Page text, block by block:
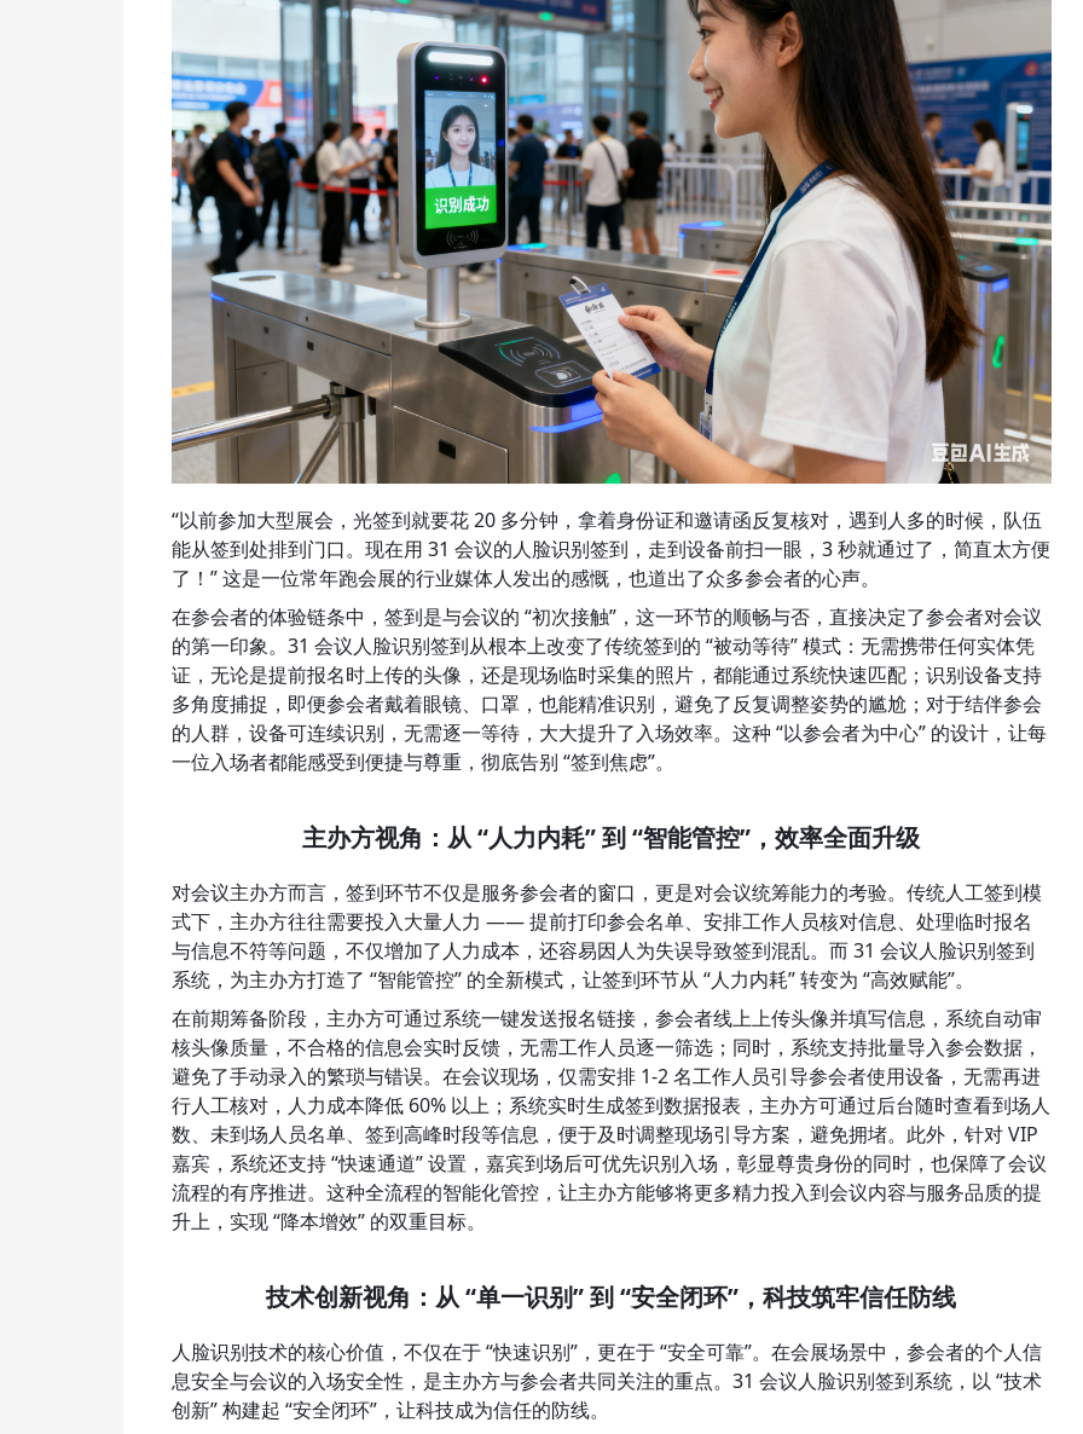
“以前参加大型展会，光签到就要花 20 多分钟，拿着身份证和邀请函反复核对，遇到人多的时候，队伍
能从签到处排到门口。现在用 31 会议的人脸识别签到，走到设备前扫一眼，3 秒就通过了，简直太方便
了！” 这是一位常年跑会展的行业媒体人发出的感慨，也道出了众多参会者的心声。
在参会者的体验链条中，签到是与会议的 “初次接触”，这一环节的顺畅与否，直接决定了参会者对会议
的第一印象。31 会议人脸识别签到从根本上改变了传统签到的 “被动等待” 模式：无需携带任何实体凭
证，无论是提前报名时上传的头像，还是现场临时采集的照片，都能通过系统快速匹配；识别设备支持
多角度捕捉，即便参会者戴着眼镜、口罩，也能精准识别，避免了反复调整姿势的尴尬；对于结伴参会
的人群，设备可连续识别，无需逐一等待，大大提升了入场效率。这种 “以参会者为中心” 的设计，让每
一位入场者都能感受到便捷与尊重，彻底告别 “签到焦虑”。
主办方视角：从 “人力内耗” 到 “智能管控”，效率全面升级
对会议主办方而言，签到环节不仅是服务参会者的窗口，更是对会议统筹能力的考验。传统人工签到模
式下，主办方往往需要投入大量人力 —— 提前打印参会名单、安排工作人员核对信息、处理临时报名
与信息不符等问题，不仅增加了人力成本，还容易因人为失误导致签到混乱。而 31 会议人脸识别签到
系统，为主办方打造了 “智能管控” 的全新模式，让签到环节从 “人力内耗” 转变为 “高效赋能”。
在前期筹备阶段，主办方可通过系统一键发送报名链接，参会者线上上传头像并填写信息，系统自动审
核头像质量，不合格的信息会实时反馈，无需工作人员逐一筛选；同时，系统支持批量导入参会数据，
避免了手动录入的繁琐与错误。在会议现场，仅需安排 1-2 名工作人员引导参会者使用设备，无需再进
行人工核对，人力成本降低 60% 以上；系统实时生成签到数据报表，主办方可通过后台随时查看到场人
数、未到场人员名单、签到高峰时段等信息，便于及时调整现场引导方案，避免拥堵。此外，针对 VIP
嘉宾，系统还支持 “快速通道” 设置，嘉宾到场后可优先识别入场，彰显尊贵身份的同时，也保障了会议
流程的有序推进。这种全流程的智能化管控，让主办方能够将更多精力投入到会议内容与服务品质的提
升上，实现 “降本增效” 的双重目标。
技术创新视角：从 “单一识别” 到 “安全闭环”，科技筑牢信任防线
人脸识别技术的核心价值，不仅在于 “快速识别”，更在于 “安全可靠”。在会展场景中，参会者的个人信
息安全与会议的入场安全性，是主办方与参会者共同关注的重点。31 会议人脸识别签到系统，以 “技术
创新” 构建起 “安全闭环”，让科技成为信任的防线。